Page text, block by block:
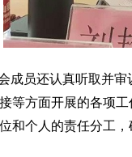
成员还认真听取并
等方面开展的各项
和个人的责任分工